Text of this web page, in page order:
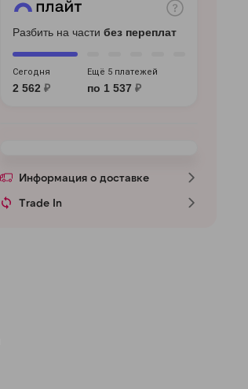
Разбить на части без переплат
Сегодня
2 562 ₽
Ещё 5 платежей
по 1 537 ₽
Информация о доставке
Trade In